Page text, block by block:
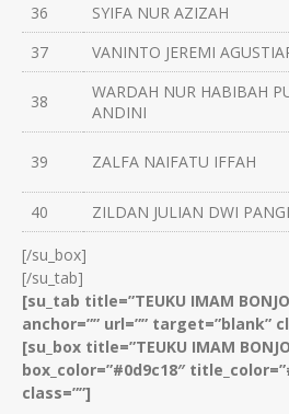
36
SYIFA NUR AZIZAH
37
VANINTO JEREMI
38
WARDAH NUR HABIBAH
ANDINI
39 ZALFA NAIFATU IFFAH
40
ZILDAN JULIAN DWI
[/su_box]
[/su_tab]
[su_tab title=”TEUKU IMAM
anchor=”” url=”” target=”blank”
[su_box title=”TEUKU IMAM
box_color=”#0d9c18″
class=””]